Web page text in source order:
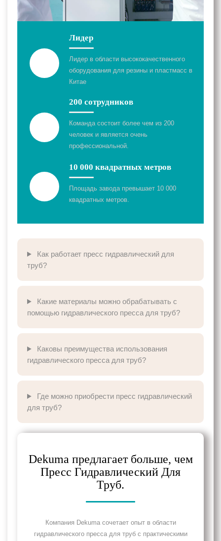
Лидер
Лидер в области высококачественного
оборудования для резины и пластмасс в
Китае
200 сотрудников
Команда состоит более чем из 200
человек и является очень
профессиональной.
10 000 квадратных метров
Площадь завода превышает 10 000
квадратных метров.
Как работает пресс гидравлический для
труб?
Какие материалы можно обрабатывать с
помощью гидравлического пресса для труб?
Каковы преимущества использования
гидравлического пресса для труб?
Где можно приобрести пресс гидравлический
для труб?
Dekuma предлагает больше, чем
Пресс Гидравлический Для
Труб.
Компания Dekuma сочетает опыт в области
гидравлического пресса для труб с практическими